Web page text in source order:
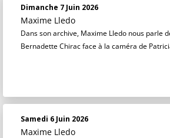
Dimanche 7 Juin 2026
Maxime Lledo
Dans son archive, Maxime Lledo nous parle
Bernadette Chirac face à la caméra de
Samedi 6 Juin 2026
Maxime Lledo